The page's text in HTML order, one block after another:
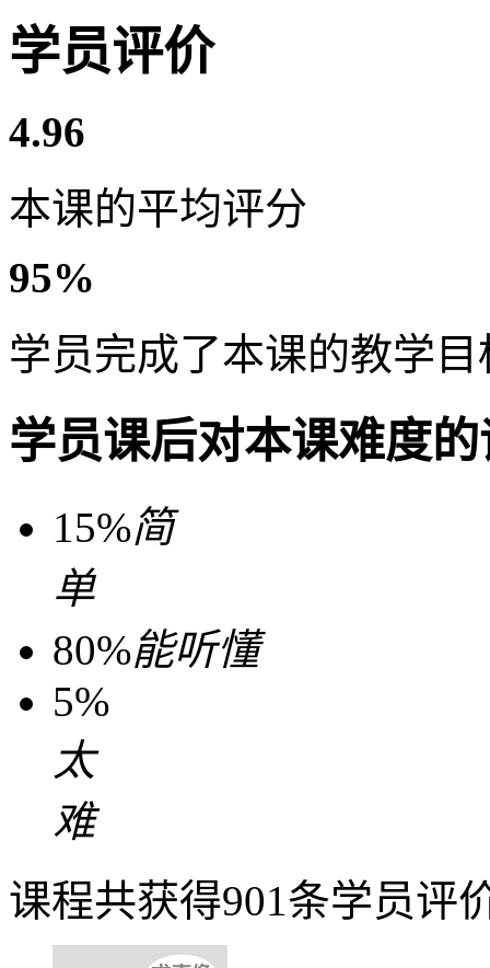
学员评价
4.96
本课的平均评分
95%
学员完成了本课的教学目
学员课后对本课难度
15%简
单
80%能听懂
5%
太
难
课程共获得901条学员评